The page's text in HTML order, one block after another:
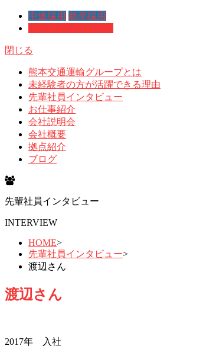
中途採用 新卒採用
閉じる
熊本交通運輸グループとは
未経験者の方が活躍できる理由
先輩社員インタビュー
お仕事紹介
会社説明会
会社概要
拠点紹介
ブログ
先輩社員インタビュー
INTERVIEW
HOME>
先輩社員インタビュー>
渡辺さん
渡辺さん
2017年 入社